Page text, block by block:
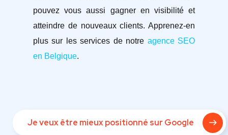
pouvez vous aussi gagner en visibilité et
atteindre de nouveaux clients. Apprenez-en
plus sur les services de notre agence SEO
en Belgique.
Je veux être mieux positionné sur Google